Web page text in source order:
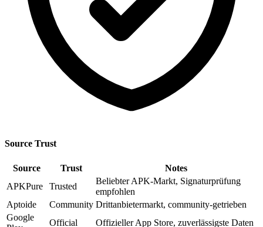
Source Trust
Source Trust
Notes
APKPure
Trusted
Beliebter APK-Markt, Signaturprüfung
empfohlen
Aptoide
Community Drittanbietermarkt, community-getrieben
Google
Official Offizieller App Store, zuverlässigste Daten